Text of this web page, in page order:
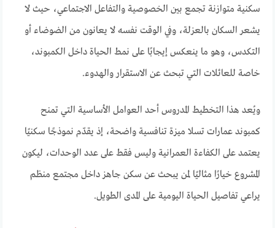
سكنية متوازنة تجمع بين الخصوصية والتفاعل الاجتماعي، حيث لا
يشعر السكان بالعزلة، وفي الوقت نفسه لا يعانون من الضوضاء أو
التكدس، وهو ما ينعكس إيجابًا على نمط الحياة داخل الكمبوند،
خاصة للعائلات التي تبحث عن الاستقرار والهدوء.
ويُعد هذا التخطيط المدروس أحد العوامل الأساسية التي تمنح
كمبوند عمارات تسلا ميزة تنافسية واضحة، إذ يقدّم نموذجًا سكنيًا
يعتمد على الكفاءة العمرانية وليس فقط على عدد الوحدات، ليكون
المشروع خيارًا مثاليًا لمن يبحث عن سكن جاهز داخل مجتمع منظم
يراعي تفاصيل الحياة اليومية على المدى الطويل.